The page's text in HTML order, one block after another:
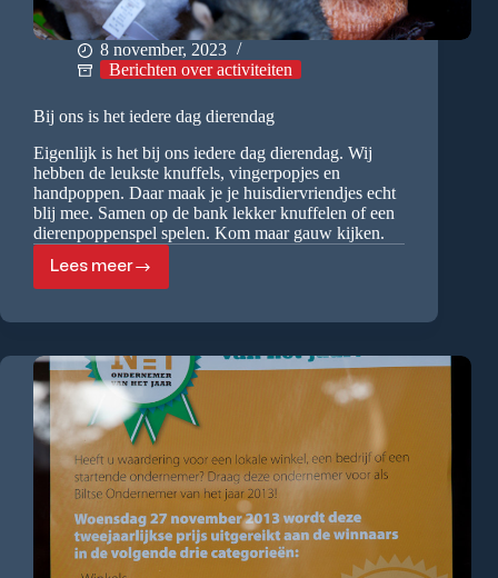
8 november, 2023
Berichten over activiteiten
Bij ons is het iedere dag dierendag
Eigenlijk is het bij ons iedere dag dierendag. Wij
hebben de leukste knuffels, vingerpopjes en
handpoppen. Daar maak je je huisdiervriendjes echt
blij mee. Samen op de bank lekker knuffelen of een
dierenpoppenspel spelen. Kom maar gauw kijken.
Lees meer
Bij
ons
iedere
dag
dierendag